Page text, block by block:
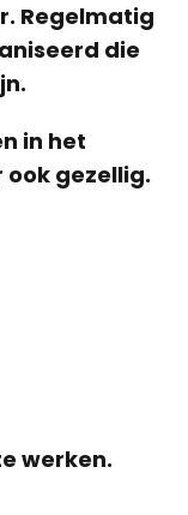
Regelmatig
die
in het
gezellig.
werken.